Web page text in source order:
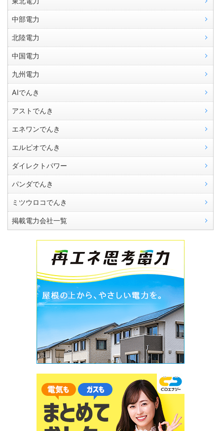
中部電力
北陸電力
中国電力
九州電力
AIでんき
アストでんき
エネワンでんき
エルピオでんき
ダイレクトパワー
パンダでんき
ミツウロコでんき
掲載電力会社一覧